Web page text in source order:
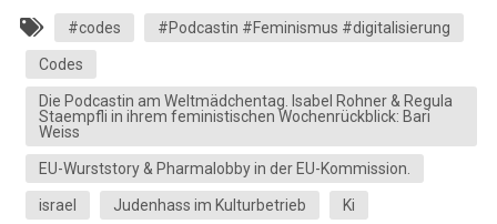
#codes #Podcastin #Feminismus #digitalisierung
Codes
Die Podcastin am Weltmädchentag. Isabel Rohner & Regula
Staempfli in ihrem feministischen Wochenrückblick: Bari
Weiss
EU-Wurststory & Pharmalobby in der EU-Kommission.
israel Judenhass im Kulturbetrieb Ki